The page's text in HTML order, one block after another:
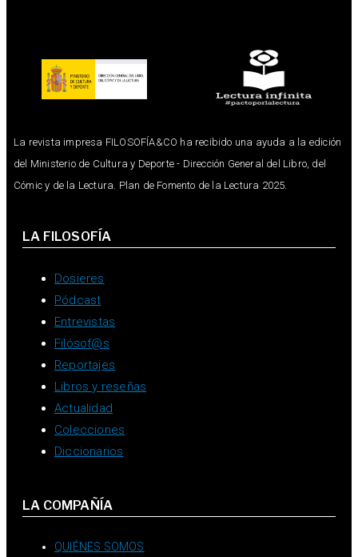
La revista impresa FILOSOFÍA&CO ha recibido una ayuda a la edición
del Ministerio de Cultura y Deporte - Dirección General del Libro, del
Cómic y de la Lectura. Plan de Fomento de la Lectura 2025.
LA FILOSOFÍA
Dosieres
Pódcast
Entrevistas
Filósof@s
Reportajes
Libros y reseñas
Actualidad
Colecciones
Diccionarios
LA COMPAÑÍA
QUIÉNES SOMOS